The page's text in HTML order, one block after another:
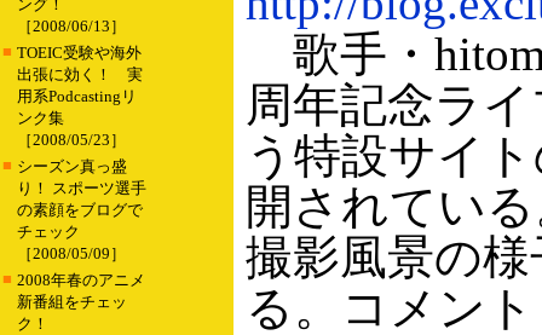
ング！
［2008/06/13］
■ TOEIC受験や海外
出張に効く！ 実
用系Podcastingリ
ンク集
［2008/05/23］
■ シーズン真っ盛
り！ スポーツ選手
の素顔をブログで
チェック
［2008/05/09］
■ 2008年春のアニメ
新番組をチェッ
ク！
歌手・
周年記念ラ
う特設サイ
開されてい
撮影風景の
る。コメン